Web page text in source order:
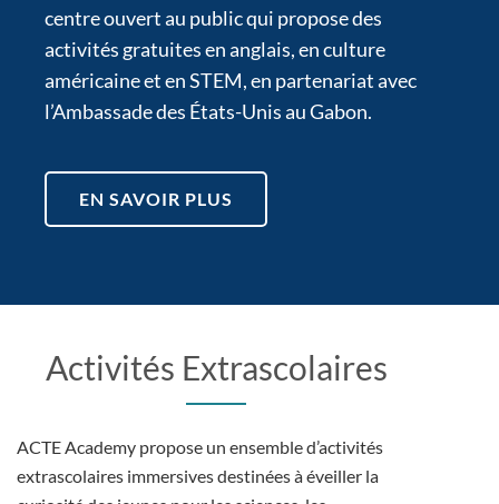
centre ouvert au public qui propose des
activités gratuites en anglais, en culture
américaine et en STEM, en partenariat avec
l’Ambassade des États-Unis au Gabon.
EN SAVOIR PLUS
Activités Extrascolaires
ACTE Academy propose un ensemble d’activités
extrascolaires immersives destinées à éveiller la